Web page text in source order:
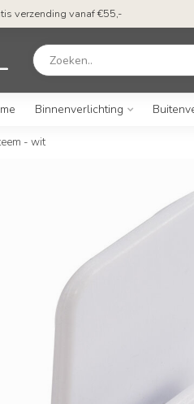
verzending vanaf €55,-
Binnenverlichting
- wit